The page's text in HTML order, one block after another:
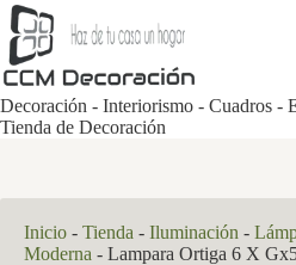
Saltar
al
contenido
Decoración - Interiorismo - Cuadros -
Tienda de Decoración
Inicio - Tienda - Iluminación -
Moderna - Lampara Ortiga 6 X